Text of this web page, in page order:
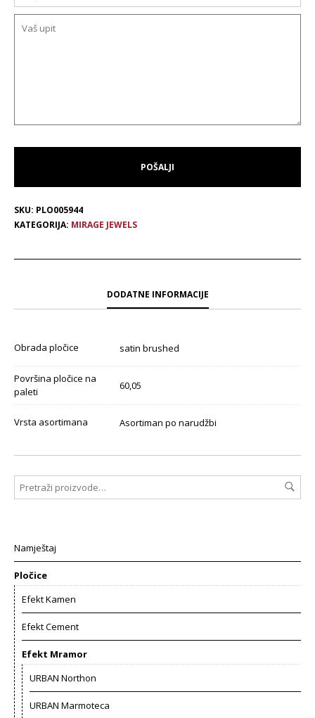
SKU: PLO005944
KATEGORIJA: MIRAGE JEWELS
DODATNE INFORMACIJE
Obrada pločice satin brushed
Površina pločice na
paleti
60,05
Vrsta asortimana Asortiman po narudžbi
Namještaj
Pločice
Efekt Kamen
Efekt Cement
Efekt Mramor
URBAN Northon
URBAN Marmoteca